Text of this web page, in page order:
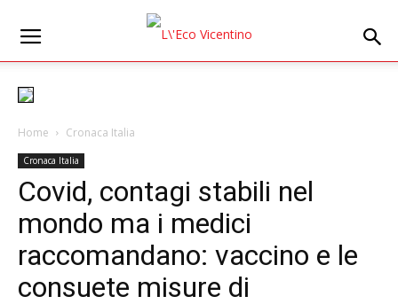
Home Cronaca Italia
Cronaca Italia
Covid, contagi stabili nel
mondo ma i medici
raccomandano: vaccino e le
consuete misure di